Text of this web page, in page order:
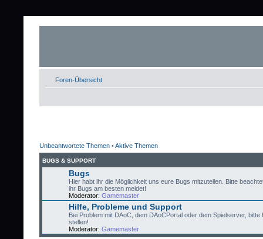
Foren-Übersicht
Unbeantwortete Themen •Aktive Themen
BUGS & SUPPORT
Bugs
Hier habt ihr die Möglichkeit uns eure Bugs mitzuteilen. Bitte
ihr Bugs am besten meldet!
Moderator: Gamemaster
Hilfe, Probleme und Support
Bei Problem mit DAoC, dem DAoCPortal oder dem Spielserver, bitte
stellen!
Moderator: Gamemaster